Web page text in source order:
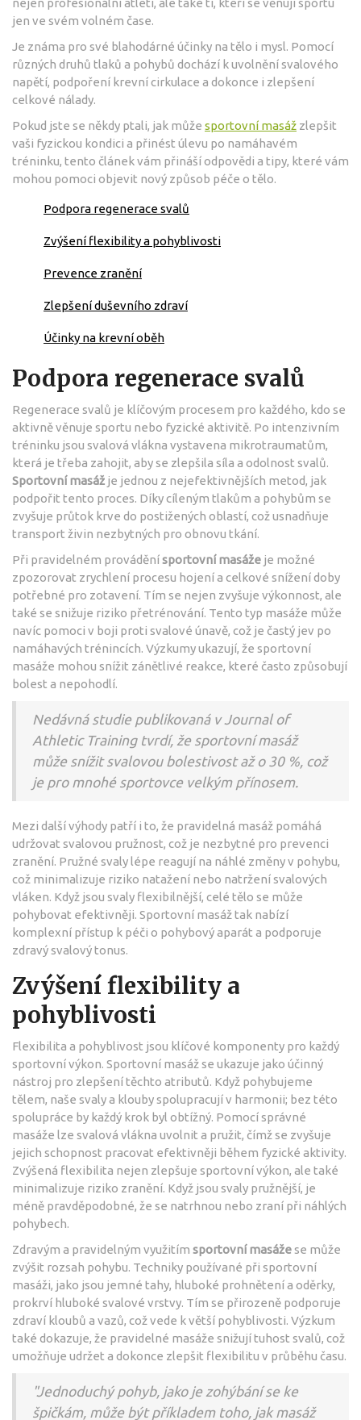
jen ve svém volném čase.
Je známa pro své blahodárné účinky na tělo i mysl. Pomocí
různých druhů tlaků a pohybů dochází k uvolnění svalového
napětí, podpoření krevní cirkulace a dokonce i zlepšení
celkové nálady.
Pokud jste se někdy ptali, jak může sportovní masáž zlepšit
vaši fyzickou kondici a přinést úlevu po namáhavém
tréninku, tento článek vám přináší odpovědi a tipy, které vám
mohou pomoci objevit nový způsob péče o tělo.
Podpora regenerace svalů
Zvýšení flexibility a pohyblivosti
Prevence zranění
Zlepšení duševního zdraví
Účinky na krevní oběh
Podpora regenerace svalů
Regenerace svalů je klíčovým procesem pro každého, kdo se
aktivně věnuje sportu nebo fyzické aktivitě. Po intenzivním
tréninku jsou svalová vlákna vystavena mikrotraumatům,
která je třeba zahojit, aby se zlepšila síla a odolnost svalů.
Sportovní masáž je jednou z nejefektivnějších metod, jak
podpořit tento proces. Díky cíleným tlakům a pohybům se
zvyšuje průtok krve do postižených oblastí, což usnadňuje
transport živin nezbytných pro obnovu tkání.
Při pravidelném prováděnísportovní masáže je možné
zpozorovat zrychlení procesu hojení a celkové snížení doby
potřebné pro zotavení. Tím se nejen zvyšuje výkonnost, ale
také se snižuje riziko přetrénování. Tento typ masáže může
navíc pomoci v boji proti svalové únavě, což je častý jev po
namáhavých trénincích. Výzkumy ukazují, že sportovní
masáže mohou snížit zánětlivé reakce, které často způsobují
bolest a nepohodlí.
Nedávná studie publikovaná v Journal of
Athletic Training tvrdí, že sportovní masáž
může snížit svalovou bolestivost až o 30 %, což
je pro mnohé sportovce velkým přínosem.
Mezi další výhody patří i to, že pravidelná masáž pomáhá
udržovat svalovou pružnost, což je nezbytné pro prevenci
zranění. Pružné svaly lépe reagují na náhlé změny v pohybu,
což minimalizuje riziko natažení nebo natržení svalových
vláken. Když jsou svaly flexibilnější, celé tělo se může
pohybovat efektivněji. Sportovní masáž tak nabízí
komplexní přístup k péči o pohybový aparát a podporuje
zdravý svalový tonus.
Zvýšení flexibility a
pohyblivosti
Flexibilita a pohyblivost jsou klíčové komponenty pro každý
sportovní výkon. Sportovní masáž se ukazuje jako účinný
nástroj pro zlepšení těchto atributů. Když pohybujeme
tělem, naše svaly a klouby spolupracují v harmonii; bez této
spolupráce by každý krok byl obtížný. Pomocí správné
masáže lze svalová vlákna uvolnit a pružit, čímž se zvyšuje
jejich schopnost pracovat efektivněji během fyzické aktivity.
Zvýšená flexibilita nejen zlepšuje sportovní výkon, ale také
minimalizuje riziko zranění. Když jsou svaly pružnější, je
méně pravděpodobné, že se natrhnou nebo zraní při náhlých
pohybech.
Zdravým a pravidelným využitím sportovní masážese může
zvýšit rozsah pohybu. Techniky používané při sportovní
masáži, jako jsou jemné tahy, hluboké prohnětení a oděrky,
prokrví hluboké svalové vrstvy. Tím se přirozeně podporuje
zdraví kloubů a vazů, což vede k větší pohyblivosti. Výzkum
také dokazuje, že pravidelné masáže snižují tuhost svalů, což
umožňuje udržet a dokonce zlepšit flexibilitu v průběhu času.
"Jednoduchý pohyb, jako je zohýbání se ke
špičkám, může být příkladem toho, jak masáž